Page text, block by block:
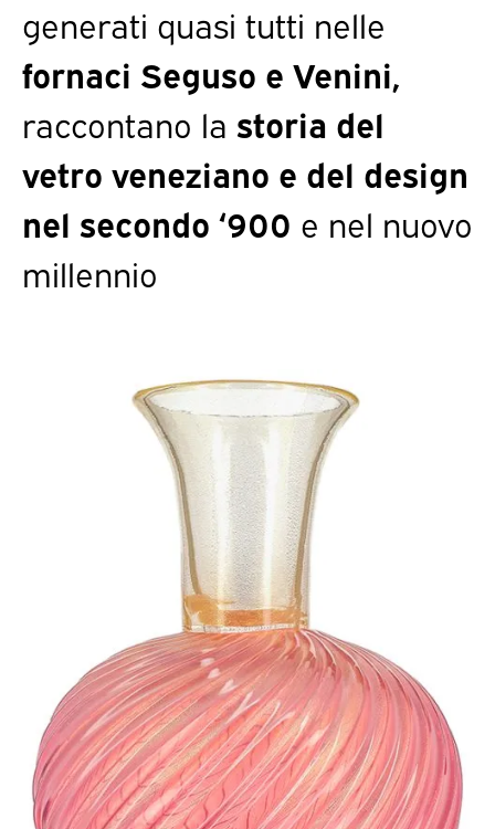
generati quasi tutti nelle
fornaci Seguso e Venini,
raccontano la storia del
vetro veneziano e del design
nel secondo ‘900 e nel nuovo
millennio